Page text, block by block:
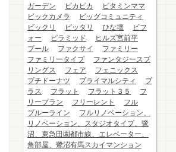
ガーデン
ピカピカ
ビタミンママ
ビックカメラ
ビッグコミュニティ
ビックリ
ピッタリ ひな壇
ビフ
ォー
ピラミッド
ヒルズ宮前平
プール
ファクサイ
ファミリー
ファミリータイプ
ファンタジースプ
リングス
フェア
フェニックス
プチドーナツ
プライマルシティ
プ
ラス
フラット フラット３５
フ
リープラン
フリーレント
フル
ブルーライン
フルリノベーション、
リノベーション、スタジオタイプ、鷺
沼、東急田園都市線、エレベーター、
角部屋、鷺沼有馬スカイマンション